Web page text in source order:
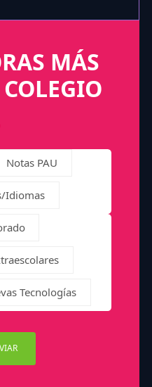
MÁS
Notas PAU
Idiomas
Tecnologías